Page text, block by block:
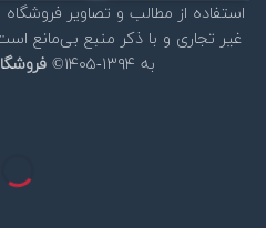
استفاده از مطالب و تصاویر فروشگاه
غیر تجاری و با ذکر منبع بی‌مانع
به ۱۳۹۴-۱۴۰۵©